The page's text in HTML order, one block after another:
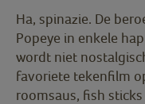
Ha, spinazie. De
Popeye in enkele
wordt niet
favoriete tekenfilm
roomsaus, fish